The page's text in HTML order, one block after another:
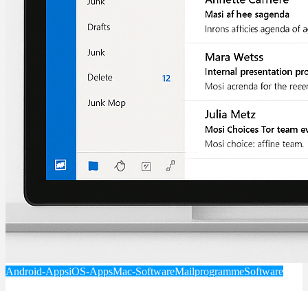
Android-AppsiOS-AppsMac-SoftwareMailprogrammeSoftware